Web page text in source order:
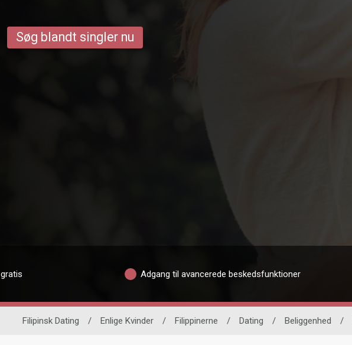
Søg blandt singler nu
Adgang til avancerede beskedsfunktioner
Filipinsk Dating / Enlige Kvinder / Filippinerne / Dating / Beliggenhed /